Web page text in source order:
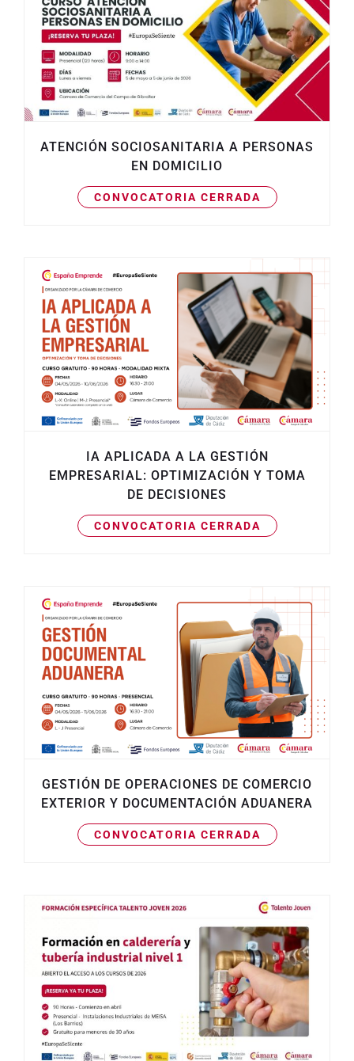
ATENCIÓN SOCIOSANITARIA A PERSONAS
EN DOMICILIO
CONVOCATORIA CERRADA
IA APLICADA A LA GESTIÓN
EMPRESARIAL: OPTIMIZACIÓN Y TOMA
DE DECISIONES
CONVOCATORIA CERRADA
GESTIÓN DE OPERACIONES DE COMERCIO
EXTERIOR Y DOCUMENTACIÓN ADUANERA
CONVOCATORIA CERRADA